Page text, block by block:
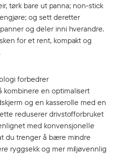
tørk bare ut panna; non-stick
og sett deretter
og deler inni hverandre.
for et rent, kompakt og
forbedrer
en optimalisert
og en kasserolle med en
reduserer drivstofforbruket
med konvensjonelle
du trenger å bære mindre
ryggsekk og mer miljøvennlig